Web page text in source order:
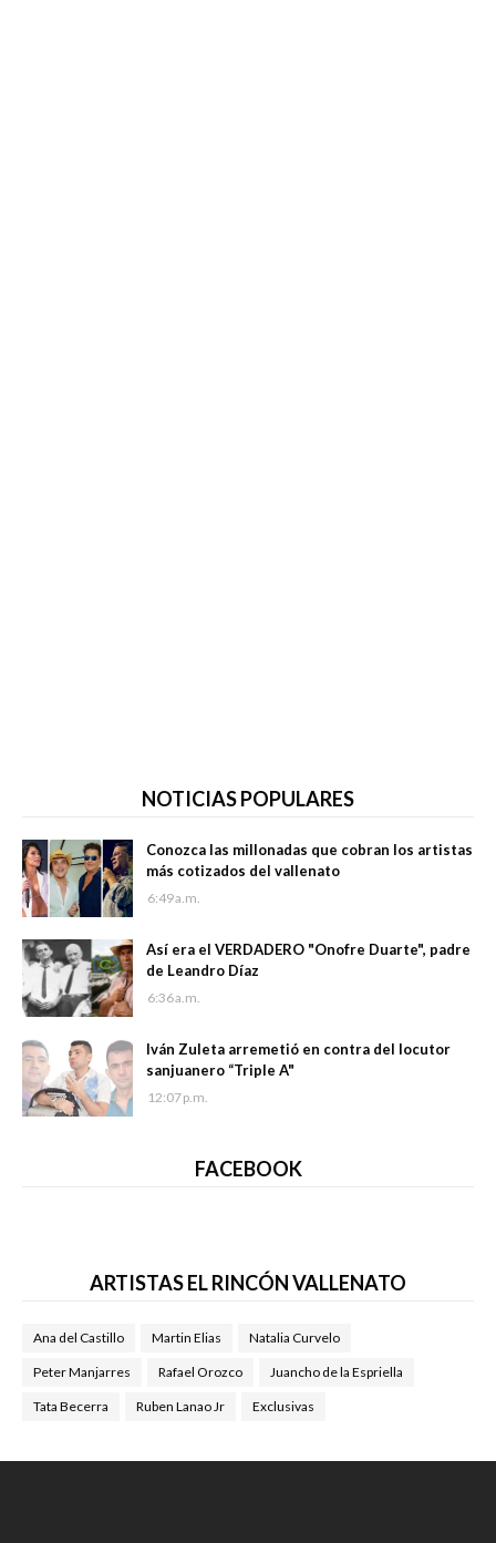
NOTICIAS POPULARES
Conozca las millonadas que cobran los artistas
más cotizados del vallenato
6:49 a.m.
Así era el VERDADERO "Onofre Duarte", padre
de Leandro Díaz
6:36 a.m.
Iván Zuleta arremetió en contra del locutor
sanjuanero “Triple A"
12:07 p.m.
FACEBOOK
ARTISTAS EL RINCÓN VALLENATO
Ana del Castillo Martin Elias Natalia Curvelo
Peter Manjarres Rafael Orozco Juancho de la Espriella
Tata Becerra Ruben Lanao Jr Exclusivas